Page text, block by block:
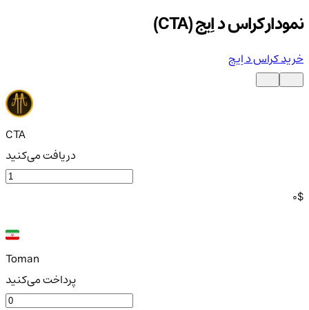
نمودار کراس د اِیج (CTA)
خرید کراس د اِیج
CTA
دریافت می‌کنید
0$
Toman
پرداخت می‌کنید